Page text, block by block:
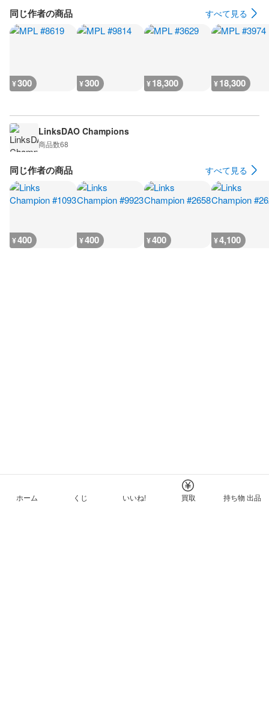
同じ作者の商品 すべて見る
¥300 ¥300 ¥18,300 ¥18,300
LinksDAO Champions
商品数68
同じ作者の商品 すべて見る
¥400 ¥400 ¥400 ¥4,100
ホーム くじ いいね! 買取 持ち物 出品